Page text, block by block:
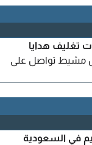
تغليف هدايا
مشيط تواصل على
في السعودية